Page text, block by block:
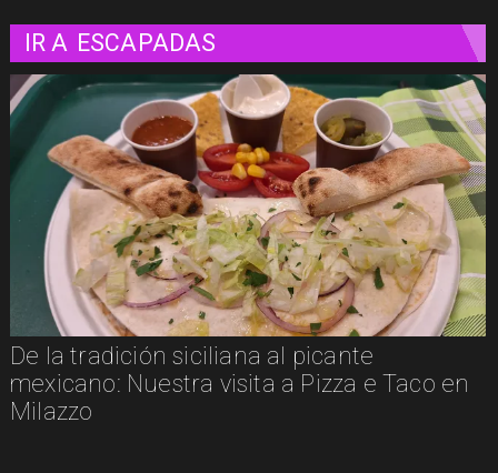
IR A ESCAPADAS
De la tradición siciliana al picante
mexicano: Nuestra visita a Pizza e Taco en
Milazzo